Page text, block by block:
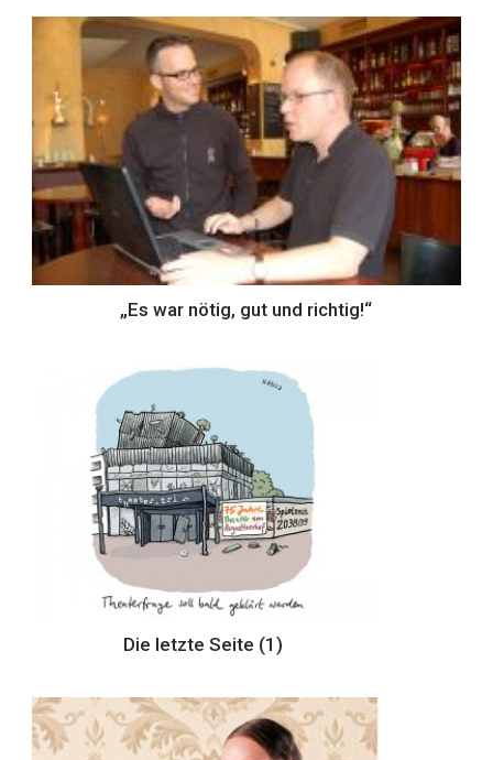
„Es war nötig, gut und richtig!“
Die letzte Seite (1)